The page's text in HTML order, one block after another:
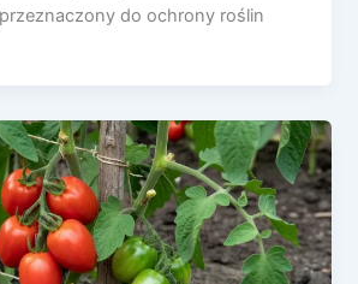
do ochrony roślin